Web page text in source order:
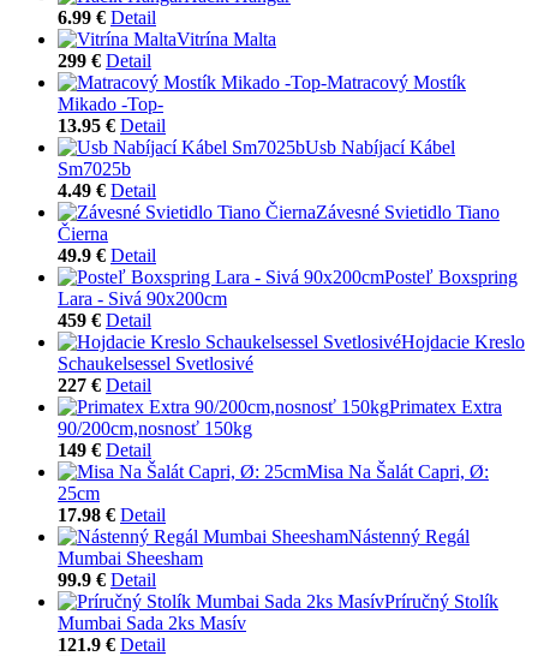
6.99 € Detail
Vitrína Malta
299 € Detail
Matracový Mostík
Mikado -Top-
13.95 € Detail
Usb Nabíjací Kábel
Sm7025b
4.49 € Detail
Závesné Svietidlo Tiano
Čierna
49.9 € Detail
Posteľ Boxspring
Lara - Sivá 90x200cm
459 € Detail
Hojdacie Kreslo
Schaukelsessel Svetlosivé
227 € Detail
Primatex Extra
90/200cm,nosnosť 150kg
149 € Detail
Misa Na Šalát Capri, Ø:
25cm
17.98 € Detail
Nástenný Regál
Mumbai Sheesham
99.9 € Detail
Príručný Stolík
Mumbai Sada 2ks Masív
121.9 € Detail